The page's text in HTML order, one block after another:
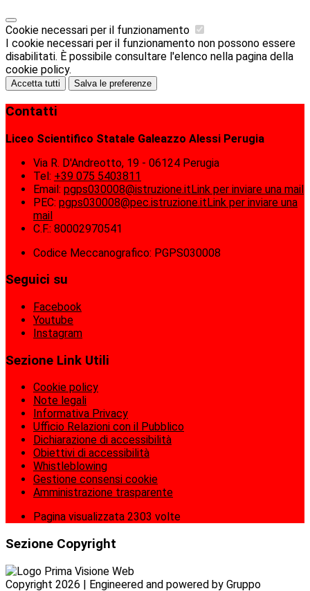
Cookie necessari per il funzionamento
I cookie necessari per il funzionamento non possono essere
disabilitati. È possibile consultare l'elenco nella pagina della
cookie policy.
Accetta tutti Salva le preferenze
Contatti
Liceo Scientifico Statale Galeazzo Alessi Perugia
Via R. D'Andreotto, 19 - 06124 Perugia
Tel: +39 075 5403811
Email: pgps030008@istruzione.itLink per inviare una mail
PEC: pgps030008@pec.istruzione.itLink per inviare una
mail
C.F.: 80002970541
Codice Meccanografico: PGPS030008
Seguici su
Facebook
Youtube
Instagram
Sezione Link Utili
Cookie policy
Note legali
Informativa Privacy
Ufficio Relazioni con il Pubblico
Dichiarazione di accessibilità
Obiettivi di accessibilità
Whistleblowing
Gestione consensi cookie
Amministrazione trasparente
Pagina visualizzata 2303 volte
Sezione Copyright
Copyright 2026 | Engineered and powered by Gruppo